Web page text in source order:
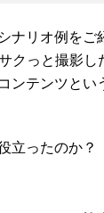
ナリオ例をご
クっと撮影し
ンテンツとい
立ったのか